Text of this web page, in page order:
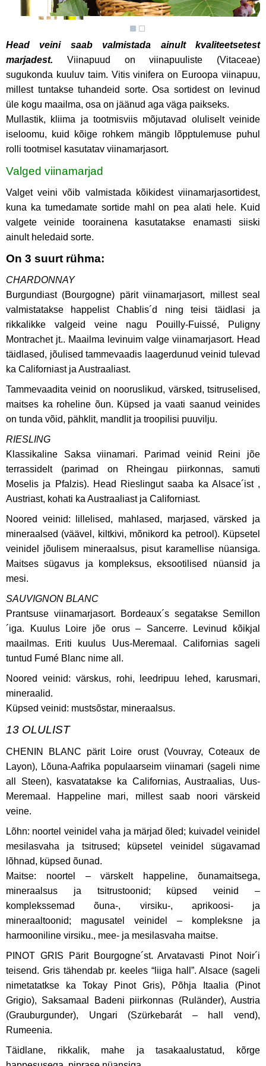
Head veini saab valmistada ainult kvaliteetsetest
marjadest. Viinapuud on viinapuuliste (Vitaceae)
sugukonda kuuluv taim. Vitis vinifera on Euroopa viinapuu,
millest tuntakse tuhandeid sorte. Osa sortidest on levinud
üle kogu maailma, osa on jäänud aga väga paikseks.
Mullastik, kliima ja tootmisviis mõjutavad oluliselt veinide
iseloomu, kuid kõige rohkem mängib lõpptulemuse puhul
rolli tootmisel kasutatav viinamarjasort.
Valged viinamarjad
Valget veini võib valmistada kõikidest viinamarjasortidest,
kuna ka tumedamate sortide mahl on pea alati hele. Kuid
valgete veinide toorainena kasutatakse enamasti siiski
ainult heledaid sorte.
On 3 suurt rühma:
CHARDONNAY
Burgundiast (Bourgogne) pärit viinamarjasort, millest seal
valmistatakse happelist Chablis´d ning teisi täidlasi ja
rikkalikke valgeid veine nagu Pouilly-Fuissé, Puligny
Montrachet jt.. Maailma levinuim valge viinamarjasort. Head
täidlased, jõulised tammevaadis laagerdunud veinid tulevad
ka Californiast ja Austraaliast.
Tammevaadita veinid on nooruslikud, värsked, tsitruselised,
maitses ka roheline õun. Küpsed ja vaati saanud veinides
on tunda võid, pähklit, mandlit ja troopilisi puuvilju.
RIESLING
Klassikaline Saksa viinamari. Parimad veinid Reini jõe
terrassidelt (parimad on Rheingau piirkonnas, samuti
Moselis ja Pfalzis). Head Rieslingut saaba ka Alsace´ist ,
Austriast, kohati ka Austraaliast ja Californiast.
Noored veinid: lillelised, mahlased, marjased, värsked ja
mineraalsed (väävel, kiltkivi, mõnikord ka petrool). Küpsetel
veinidel jõulisem mineraalsus, pisut karamellise nüansiga.
Maitses sügavus ja kompleksus, eksootilised nüansid ja
mesi.
SAUVIGNON BLANC
Prantsuse viinamarjasort. Bordeaux´s segatakse Semillon
´iga. Kuulus Loire jõe orus – Sancerre. Levinud kõikjal
maailmas. Eriti kuulus Uus-Meremaal. Californias sageli
tuntud Fumé Blanc nime all.
Noored veinid: värskus, rohi, leedripuu lehed, karusmari,
mineraalid.
Küpsed veinid: mustsõstar, mineraalsus.
13 OLULIST
CHENIN BLANC pärit Loire orust (Vouvray, Coteaux de
Layon), Lõuna-Aafrika populaarseim viinamari (sageli nime
all Steen), kasvatatakse ka Californias, Austraalias, Uus-
Meremaal. Happeline mari, millest saab noori värskeid
veine.
Lõhn: noortel veinidel vaha ja märjad õled; kuivadel veinidel
mesilasvaha ja tsitrused; küpsetel veinidel sügavamad
lõhnad, küpsed õunad.
Maitse: noortel – värskelt happeline, õunamaitsega,
mineraalsus ja tsitrustoonid; küpsed veinid –
komplekssemad õuna-, virsiku-, aprikoosi- ja
mineraaltoonid; magusatel veinidel – kompleksne ja
harmooniline virsiku., mee- ja mesilasvaha maitse.
PINOT GRIS Pärit Bourgogne´st. Arvatavasti Pinot Noir´i
teisend. Gris tähendab pr. keeles “liiga hall”. Alsace (sageli
nimetatatkse ka Tokay Pinot Gris), Põhja Itaalia (Pinot
Grigio), Saksamaal Badeni piirkonnas (Ruländer), Austria
(Grauburgunder), Ungari (Szürkebarát – hall vend),
Rumeenia.
Täidlane, rikkalik, mahe ja tasakaalustatud, kõrge